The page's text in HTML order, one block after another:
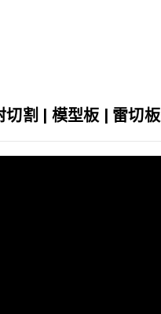
割 | 模型板 | 雷切板